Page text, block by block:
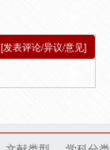
[发表评论/异议/意见]